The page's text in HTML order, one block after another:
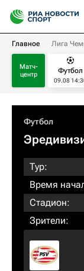
Главное Лига
Матч-
центр
Футбол
09.08
Футбол
Тур:
Время
Стадион:
Зрители: